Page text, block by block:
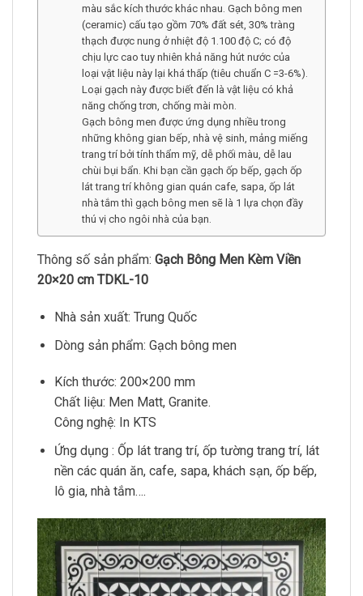
màu sắc kích thước khác nhau. Gạch bông men
(ceramic) cấu tạo gồm 70% đất sét, 30% tràng
thạch được nung ở nhiệt độ 1.100 độ C; có độ
chịu lực cao tuy nhiên khả năng hút nước của
loại vật liệu này lại khá thấp (tiêu chuẩn C =3-6%).
Loại gạch này được biết đến là vật liệu có khả
năng chống trơn, chống mài mòn.
Gạch bông men được ứng dụng nhiều trong
những không gian bếp, nhà vệ sinh, mảng miếng
trang trí bởi tính thẩm mỹ, dễ phối màu, dễ lau
chùi bụi bẩn. Khi bạn cần gạch ốp bếp, gạch ốp
lát trang trí không gian quán cafe, sapa, ốp lát
nhà tắm thì gạch bông men sẽ là 1 lựa chọn đầy
thú vị cho ngôi nhà của bạn.
Thông số sản phẩm: Gạch Bông Men Kèm Viền
20×20 cm TDKL-10
Nhà sản xuất: Trung Quốc
Dòng sản phẩm: Gạch bông men
Kích thước: 200×200 mm
Chất liệu: Men Matt, Granite.
Công nghệ: In KTS
Ứng dụng : Ốp lát trang trí, ốp tường trang trí, lát
nền các quán ăn, cafe, sapa, khách sạn, ốp bếp,
lô gia, nhà tắm….